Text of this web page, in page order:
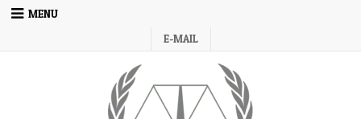
Skip
MENU
E-MAIL